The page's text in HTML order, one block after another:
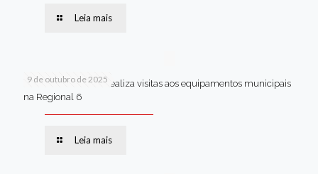
Leia mais
9 de outubro de 2025
Van dos secretários realiza visitas aos equipamentos municipais
na Regional 6
Leia mais